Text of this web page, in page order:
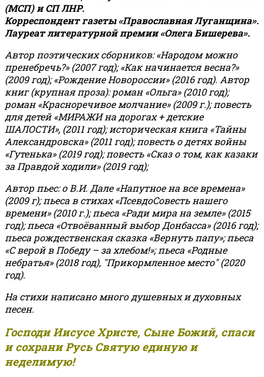
(МСП) и СП ЛНР.
Корреспондент газеты «Православная Луганщина».
Лауреат литературной премии «Олега Бишерева».
Автор поэтических сборников: «Народом можно
пренебречь?» (2007 год); «Как начинается весна?»
(2009 год); «Рождение Новороссии» (2016 год). Автор
книг (крупная проза): роман «Ольга» (2010 год);
роман «Красноречивое молчание» (2009 г.); повесть
для детей «МИРАЖИ на дорогах + детские
ШАЛОСТИ», (2011 год); историческая книга «Тайны
Александровска» (2011 год); повесть о детях войны
«Гутенька» (2019 год); повесть «Сказ о том, как казаки
за Правдой ходили» (2019 год);
Автор пьес: о В.И. Дале «Напутное на все времена»
(2009 г); пьеса в стихах «ПсевдоСовесть нашего
времени» (2010 г.); пьеса «Ради мира на земле» (2015
год); пьеса «Отвоёванный выбор Донбасса» (2016 год);
пьеса рождественская сказка «Вернуть папу»; пьеса
«С верой в Победу – за хлебом!»;пьеса «Родные
небратья» (2018 год), "Прикормленное место" (2020
год).
На стихи написано много душевных и духовных
песен.
Господи Иисусе Христе, Сыне Божий, спаси
и сохрани Русь Святую единую и
неделимую!